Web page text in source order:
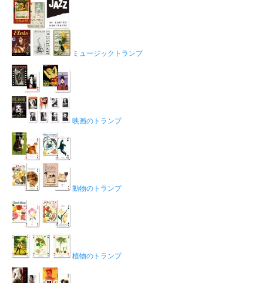
ミュージックトランプ
映画のトランプ
動物のトランプ
植物のトランプ